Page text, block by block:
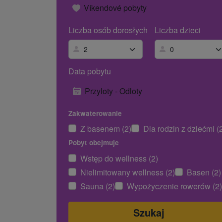
Víkendové pobyty
Liczba osób dorosłych
Liczba dzieci
Data pobytu
Przyloty - Odloty
Zakwaterowanie
Z basenem (2) Dla rodzin z dziećmi
Pobyt obejmuje
Wstęp do wellness (2)
Nielimitowany wellness (2)
Basen (2)
Sauna (2)
Wypożyczenie rowerów (2)